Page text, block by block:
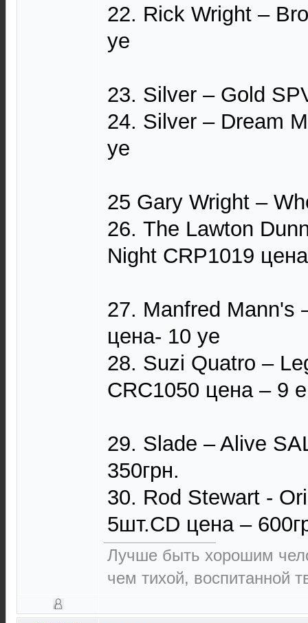
22. Rick Wright –
уе
23. Silver – Gold
24. Silver – Dream
уе
25 Gary Wright –
26. The Lawton
Night CRP1019
27. Manfred Mann's
цена- 10 уе
28. Suzi Quatro –
CRC1050 цена – 9
29. Slade – Alive
350грн.
30. Rod Stewart -
5шт.CD цена –
Лучше быть хорошим
чем тихой, воспитанной